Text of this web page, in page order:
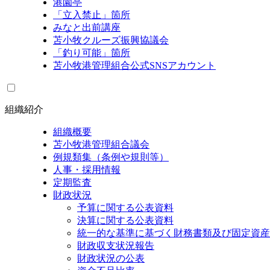
港園亭
「立入禁止」箇所
みなと出前講座
苫小牧クルーズ振興協議会
「釣り可能」箇所
苫小牧港管理組合公式SNSアカウント
組織紹介
組織概要
苫小牧港管理組合議会
例規類集（条例や規則等）
人事・採用情報
定期監査
財政状況
予算に関する公表資料
決算に関する公表資料
統一的な基準に基づく財務書類及び固定資
財政収支状況報告
財政状況の公表